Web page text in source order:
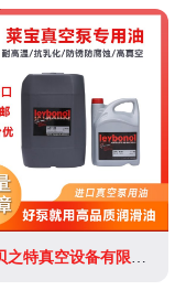
苏州贝之特真空设备有限公司